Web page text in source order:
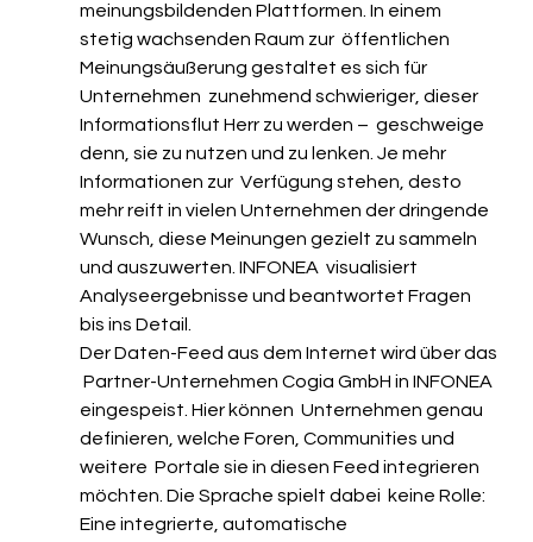
meinungsbildenden Plattformen. In einem
stetig wachsenden Raum zur  öffentlichen
Meinungsäußerung gestaltet es sich für
Unternehmen  zunehmend schwieriger, dieser
Informationsflut Herr zu werden –  geschweige
denn, sie zu nutzen und zu lenken. Je mehr
Informationen zur  Verfügung stehen, desto
mehr reift in vielen Unternehmen der dringende
Wunsch, diese Meinungen gezielt zu sammeln
und auszuwerten. INFONEA  visualisiert
Analyseergebnisse und beantwortet Fragen
bis ins Detail.
Der Daten-Feed aus dem Internet wird über das
Partner-Unternehmen Cogia GmbH in INFONEA
eingespeist. Hier können  Unternehmen genau
definieren, welche Foren, Communities und
weitere  Portale sie in diesen Feed integrieren
möchten. Die Sprache spielt dabei  keine Rolle:
Eine integrierte, automatische